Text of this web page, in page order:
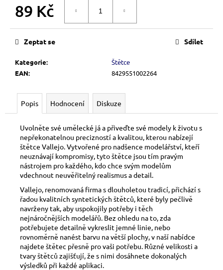
89 Kč
Kategorie:
Štětce
EAN: 8429551002264
Zeptat se Sdílet
Popis Hodnocení Diskuze
Uvolněte své umělecké já a přiveďte své modely k životu s
nepřekonatelnou precizností a kvalitou, kterou nabízejí
štětce Vallejo. Vytvořené pro nadšence modelářství, kteří
neuznávají kompromisy, tyto štětce jsou tím pravým
nástrojem pro každého, kdo chce svým modelům
vdechnout neuvěřitelný realismus a detail.
Vallejo, renomovaná firma s dlouholetou tradicí, přichází s
řadou kvalitních syntetických štětců, které byly pečlivě
navrženy tak, aby uspokojily potřeby i těch
nejnáročnějších modelářů. Bez ohledu na to, zda
potřebujete detailně vykreslit jemné linie, nebo
rovnoměrně nanést barvu na větší plochy, v naší nabídce
najdete štětec přesně pro vaši potřebu. Různé velikosti a
tvary štětců zajišťují, že s nimi dosáhnete dokonalých
výsledků při každé aplikaci.
j
VIP
ČLENSTVÍ
700